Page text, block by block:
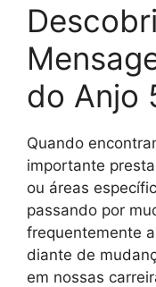
do Anjo
Quando
importante
ou áreas
passando por
frequentemente
diante de
em nossas